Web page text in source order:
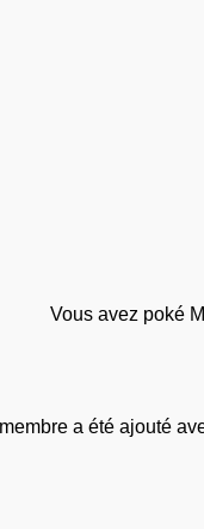
Vous avez poké
a été ajouté